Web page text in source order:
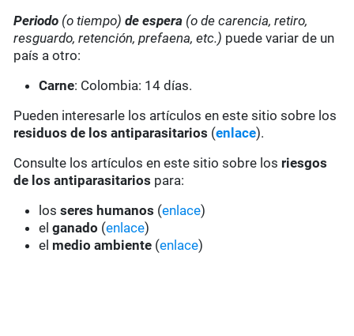
Periodo (o tiempo) de espera (o de carencia, retiro,
resguardo, retención, prefaena, etc.) puede variar de un
país a otro:
Carne: Colombia: 14 días.
Pueden interesarle los artículos en este sitio sobre los
residuos de los antiparasitarios (enlace).
Consulte los artículos en este sitio sobre los riesgos
de los antiparasitarios para:
losseres humanos (enlace)
elganado (enlace)
el medio ambiente (enlace)